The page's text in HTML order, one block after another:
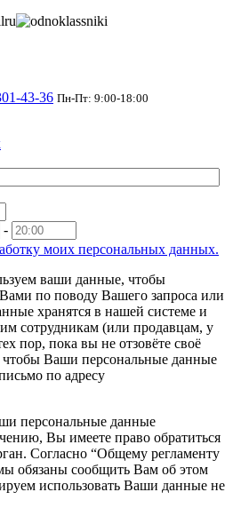
43-36 Пн-Пт: 9:00-18:00
-
моих персональных данных.
ваши данные, чтобы
Вами по поводу Вашего запроса или
хранятся в нашей системе и
сотрудникам (или продавцам, у
пор, пока вы не отзовёте своё
чтобы Ваши персональные данные
по адресу
персональные данные
Вы имеете право обратиться
Согласно “Общему регламенту
обязаны сообщить Вам об этом
использовать Ваши данные не